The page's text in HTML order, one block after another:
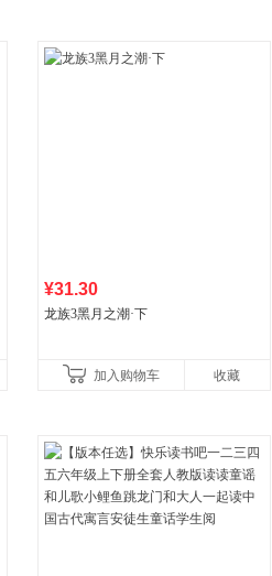
¥31.30
龙族3黑月之潮·下
加入购物车 收藏